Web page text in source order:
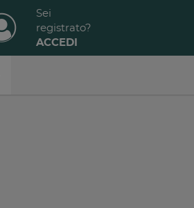
Sei
registrato?
ACCEDI